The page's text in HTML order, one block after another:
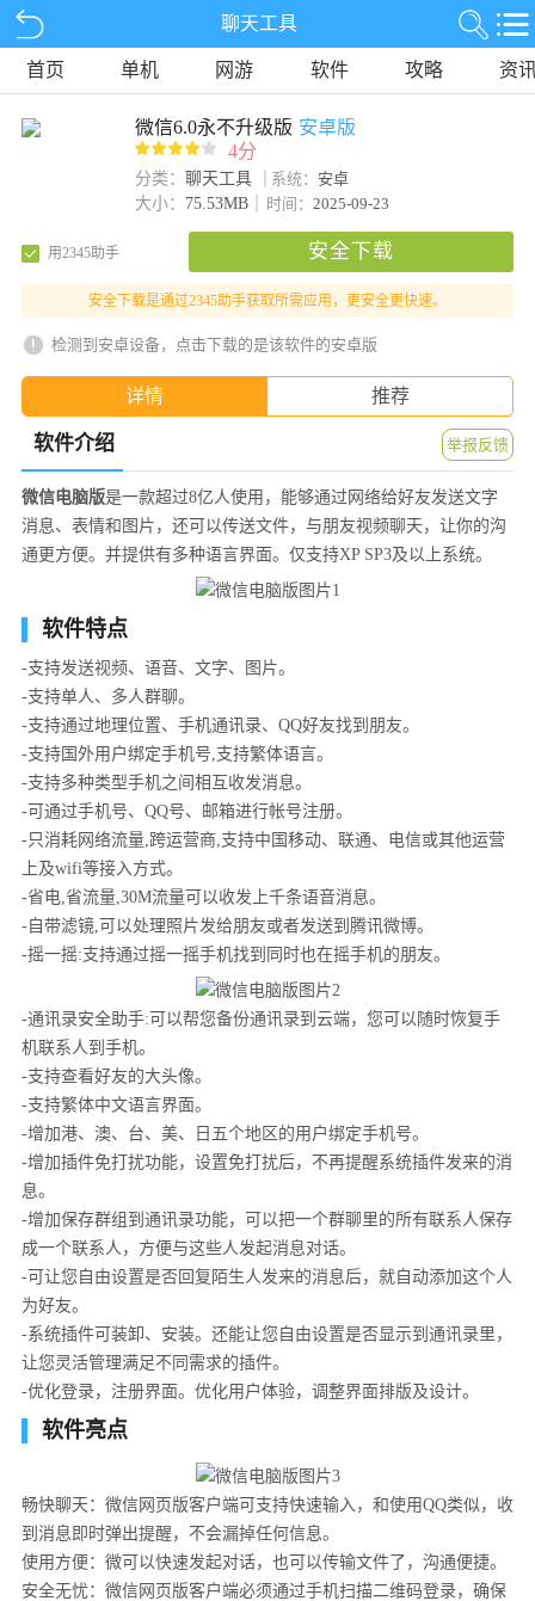
聊天工具
首页 单机 网游 软件 攻略 资
微信6.0永不升级版 安卓版
4分
分类： 聊天工具 系统： 安卓
大小： 75.53MB 时间： 2025-09-23
用2345助手 安全下载
安全下载是通过2345助手获取所需应用，更安全更快速。
检测到安卓设备，点击下载的是该软件的安卓版
详情 推荐
软件介绍 举报反馈
微信电脑版是一款超过8亿人使用，能够通过网络给好友发送文字
消息、表情和图片，还可以传送文件，与朋友视频聊天，让你的沟
通更方便。并提供有多种语言界面。仅支持XP SP3及以上系统。
软件特点
-支持发送视频、语音、文字、图片。
-支持单人、多人群聊。
-支持通过地理位置、手机通讯录、QQ好友找到朋友。
-支持国外用户绑定手机号,支持繁体语言。
-支持多种类型手机之间相互收发消息。
-可通过手机号、QQ号、邮箱进行帐号注册。
-只消耗网络流量,跨运营商,支持中国移动、联通、电信或其他运营
上及wifi等接入方式。
-省电,省流量,30M流量可以收发上千条语音消息。
-自带滤镜,可以处理照片发给朋友或者发送到腾讯微博。
-摇一摇:支持通过摇一摇手机找到同时也在摇手机的朋友。
-通讯录安全助手:可以帮您备份通讯录到云端，您可以随时恢复手
机联系人到手机。
-支持查看好友的大头像。
-支持繁体中文语言界面。
-增加港、澳、台、美、日五个地区的用户绑定手机号。
-增加插件免打扰功能，设置免打扰后，不再提醒系统插件发来的消
息。
-增加保存群组到通讯录功能，可以把一个群聊里的所有联系人保存
成一个联系人，方便与这些人发起消息对话。
-可让您自由设置是否回复陌生人发来的消息后，就自动添加这个人
为好友。
-系统插件可装卸、安装。还能让您自由设置是否显示到通讯录里，
让您灵活管理满足不同需求的插件。
-优化登录，注册界面。优化用户体验，调整界面排版及设计。
软件亮点
畅快聊天：微信网页版客户端可支持快速输入，和使用QQ类似，收
到消息即时弹出提醒，不会漏掉任何信息。
使用方便：微可以快速发起对话，也可以传输文件了，沟通便捷。
安全无忧：微信网页版客户端必须通过手机扫描二维码登录，确保